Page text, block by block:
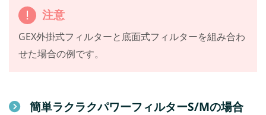
注意
GEX外掛式フィルターと底面式フィルターを組み合わ
せた場合の例です。
簡単ラクラクパワーフィルターS/Mの場合